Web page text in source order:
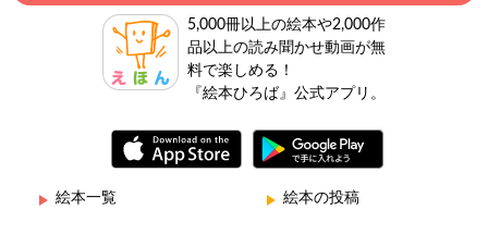
5,000冊以上の絵本や2,000作
品以上の読み聞かせ動画が無
料で楽しめる！
『絵本ひろば』公式アプリ。
絵本一覧 絵本の投稿